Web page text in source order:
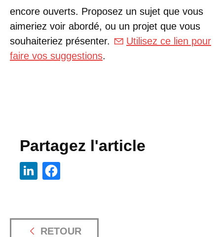
encore ouverts. Proposez un sujet que vous
aimeriez voir abordé, ou un projet que vous
souhaiteriez présenter.
Utilisez ce lien pour
faire vos suggestions.
Partagez l'article
RETOUR